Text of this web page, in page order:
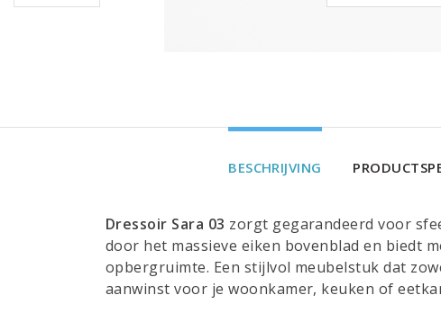
BESCHRIJVING
Dressoir Sara 03 zorgt gegarandeerd voor
door het massieve eiken bovenblad en biedt
opbergruimte. Een stijlvol meubelstuk dat
aanwinst voor je woonkamer, keuken of